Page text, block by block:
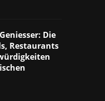
Die
Restaurants